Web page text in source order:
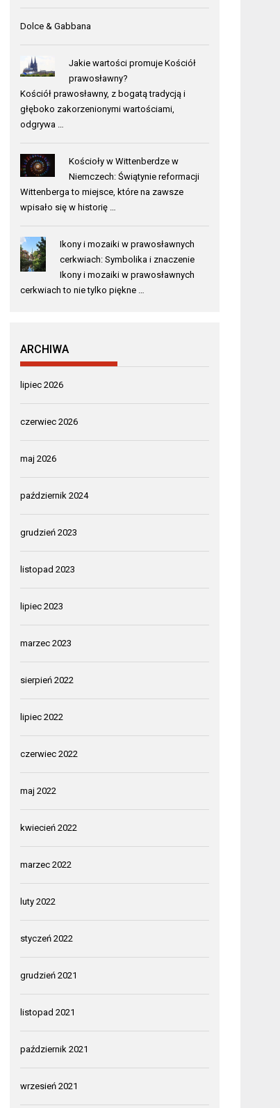
Dolce & Gabbana
Jakie wartości promuje Kościół
prawosławny?
Kościół prawosławny, z bogatą tradycją i
głęboko zakorzenionymi wartościami,
odgrywa …
Kościoły w Wittenberdze w
Niemczech: Świątynie reformacji
Wittenberga to miejsce, które na zawsze
wpisało się w historię …
Ikony i mozaiki w prawosławnych
cerkwiach: Symbolika i znaczenie
Ikony i mozaiki w prawosławnych
cerkwiach to nie tylko piękne …
ARCHIWA
lipiec 2026
czerwiec 2026
maj 2026
październik 2024
grudzień 2023
listopad 2023
lipiec 2023
marzec 2023
sierpień 2022
lipiec 2022
czerwiec 2022
maj 2022
kwiecień 2022
marzec 2022
luty 2022
styczeń 2022
grudzień 2021
listopad 2021
październik 2021
wrzesień 2021